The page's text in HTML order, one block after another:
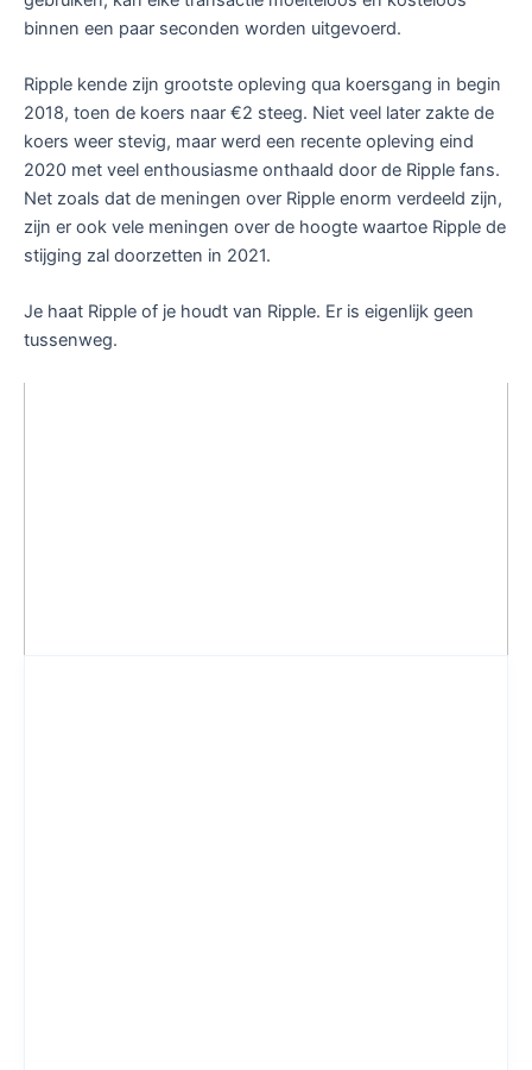
binnen een paar seconden worden uitgevoerd.
Ripple kende zijn grootste opleving qua koersgang in begin
2018, toen de koers naar €2 steeg. Niet veel later zakte de
koers weer stevig, maar werd een recente opleving eind
2020 met veel enthousiasme onthaald door de Ripple fans.
Net zoals dat de meningen over Ripple enorm verdeeld zijn,
zijn er ook vele meningen over de hoogte waartoe Ripple de
stijging zal doorzetten in 2021.
Je haat Ripple of je houdt van Ripple. Er is eigenlijk geen
tussenweg.